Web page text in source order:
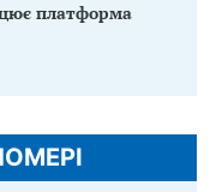
платформа